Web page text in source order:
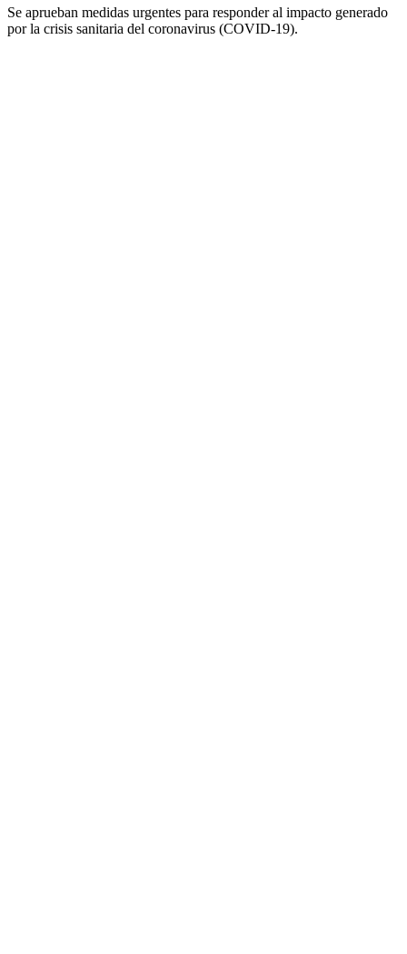
Se aprueban medidas urgentes para responder al impacto generado
por la crisis sanitaria del coronavirus (COVID-19).